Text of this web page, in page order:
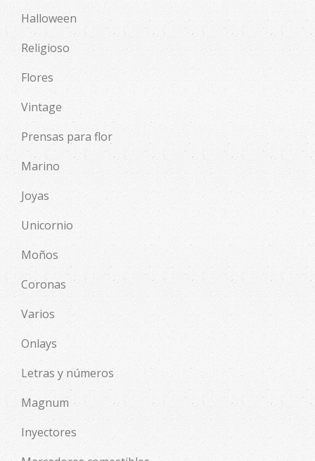
Halloween
Religioso
Flores
Vintage
Prensas para flor
Marino
Joyas
Unicornio
Moños
Coronas
Varios
Onlays
Letras y números
Magnum
Inyectores